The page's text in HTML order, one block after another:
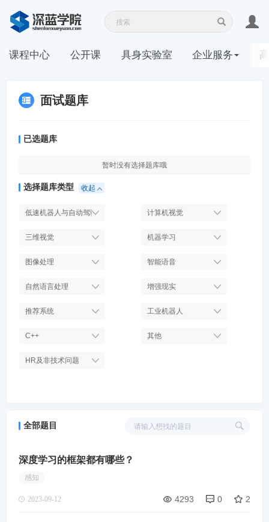
课程中心 公开课 具身实验室 企业服务
面试题库
已选题库
暂时没有选择题库哦
选择题库类型 收起
低速机器人与自动驾驶 计算机视觉
三维视觉 机器学习
图像处理 智能语音
自然语言处理 增强现实
推荐系统 工业机器人
C++ 其他
HR及非技术问题
全部题目
深度学习的框架都有哪些？
感知
2023-09-12 4293 0 2